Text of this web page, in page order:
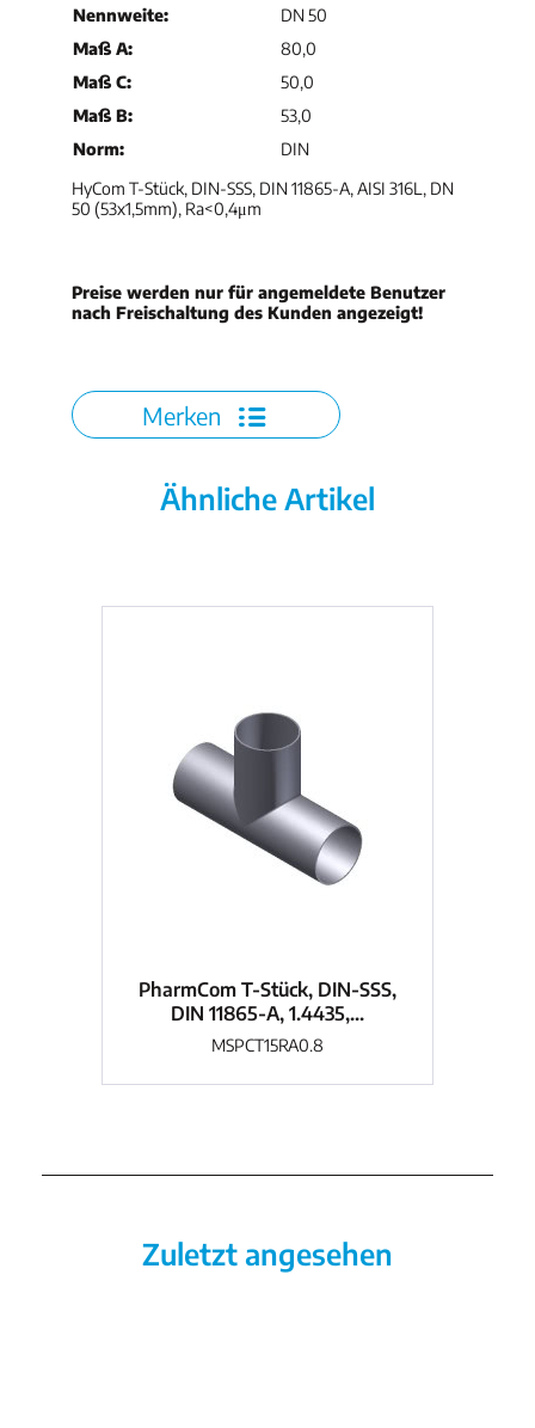
Nennweite:
DN 50
Maß A:
80,0
Maß C:
50,0
Maß B:
53,0
Norm:
DIN
HyCom T-Stück, DIN-SSS, DIN 11865-A, AISI 316L, DN
50 (53x1,5mm), Ra<0,4μm
Preise werden nur für angemeldete Benutzer
nach Freischaltung des Kunden angezeigt!
Merken
Ähnliche Artikel
PharmCom T-Stück, DIN-SSS,
DIN 11865-A, 1.4435,...
MSPCT15RA0.8
Zuletzt angesehen